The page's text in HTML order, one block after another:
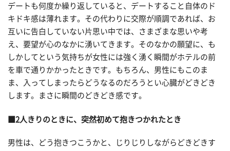
デートも何度か繰り返していると、デートすること自体のド
キドキ感は薄れます。その代わりに交際が順調であれば、お
互いに告白していない片思い中では、さまざまな思いや考
え、要望が心のなかに湧いてきます。そのなかの願望に、も
しかしてという気持ちが女性には強く湧く瞬間がホテルの前
を車で通りかかったときです。もちろん、男性にもこのま
ま、入ってしまったらどうなるのだろうとい心臓がどきどき
します。まさに瞬間のどきどき感です。
■2人きりのときに、突然初めて抱きつかれたとき
男性は、どう抱きつこうかと、じりじりしながらどきどきす